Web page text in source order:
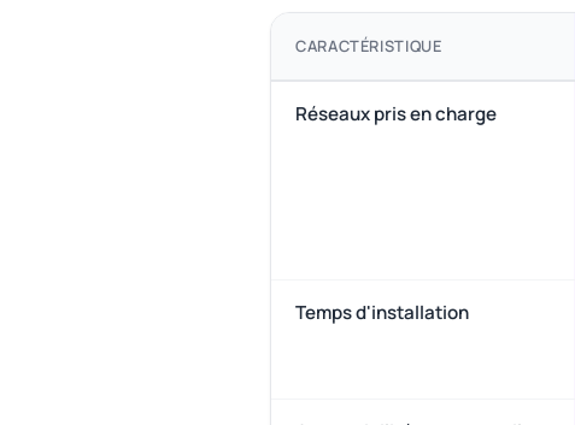
CARACTÉRISTIQUE
Réseaux pris en charge
Temps d'installation